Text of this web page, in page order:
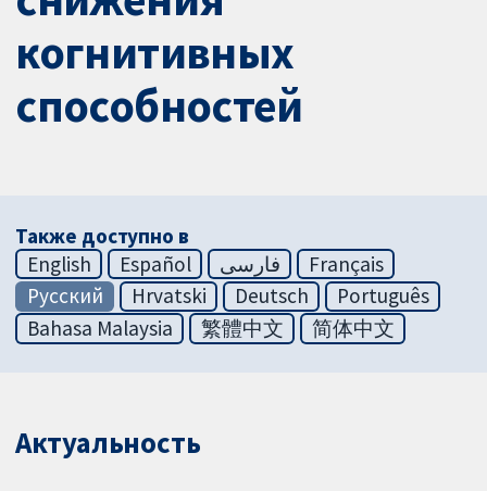
когнитивных
способностей
Также доступно в
English
Español فارسی
Français
Русский
Hrvatski Deutsch
Português
Bahasa Malaysia
繁體中文 简体中文
Актуальность